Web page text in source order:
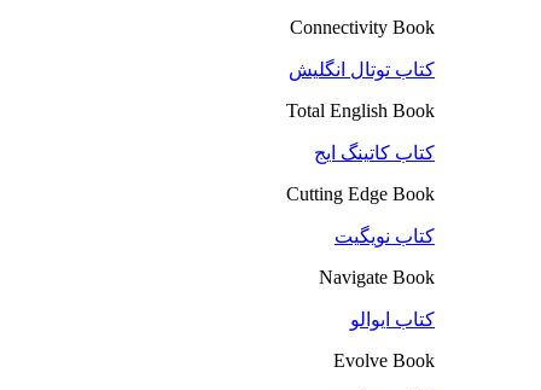
Connectivity Book
کتاب توتال انگلیش
Total English Book
کتاب کاتینگ ایج
Cutting Edge Book
کتاب نویگیت
Navigate Book
کتاب ایوالو
Evolve Book